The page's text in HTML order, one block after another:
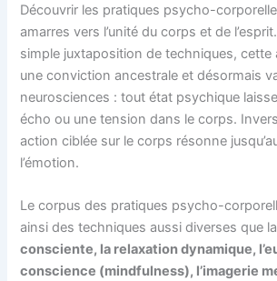
Découvrir les pratiques psycho-
amarres vers l’unité du corps et de
simple juxtaposition de techniques, cette
une conviction ancestrale et désormais
neurosciences : tout état psychique
écho ou une tension dans le corps.
action ciblée sur le corps résonne
l’émotion.
Le corpus des pratiques psycho-
ainsi des techniques aussi diverses que la
consciente, la relaxation dynamique,
conscience (mindfulness), l’imagerie